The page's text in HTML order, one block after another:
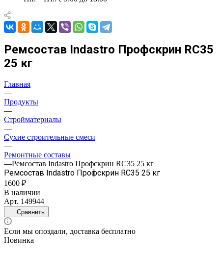
Ремсостав Indastro Профскрин RC35
25 кг
Главная
—
Продукты
—
Стройматериалы
—
Сухие строительные смеси
—
Ремонтные составы
—Ремсостав Indastro Профскрин RC35 25 кг
Ремсостав Indastro Профскрин RC35 25 кг
1600 ₽
В наличии
Арт. 149944
Сравнить
Если мы опоздали, доставка бесплатно
Новинка